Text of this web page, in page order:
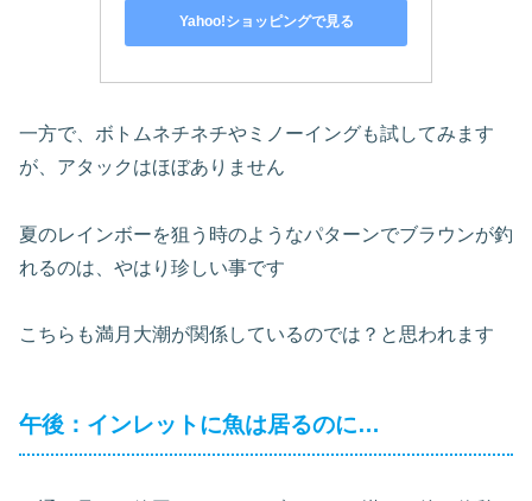
Yahoo!ショッピングで見る
一方で、ボトムネチネチやミノーイングも試してみます
が、アタックはほぼありません
夏のレインボーを狙う時のようなパターンでブラウンが釣
れるのは、やはり珍しい事です
こちらも満月大潮が関係しているのでは？と思われます
午後：インレットに魚は居るのに…